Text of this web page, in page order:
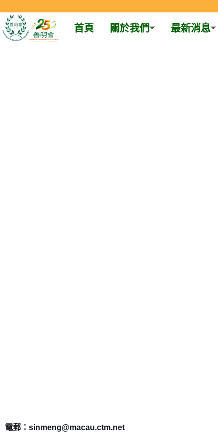
Skip
首頁 關於我們 最新消息
電郵：sinmeng@macau.ctm.net